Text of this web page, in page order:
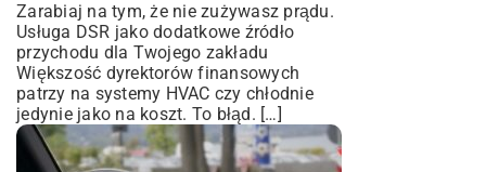
Zarabiaj na tym, że nie zużywasz prądu.
Usługa DSR jako dodatkowe źródło
przychodu dla Twojego zakładu
Większość dyrektorów finansowych
patrzy na systemy HVAC czy chłodnie
jedynie jako na koszt. To błąd. […]